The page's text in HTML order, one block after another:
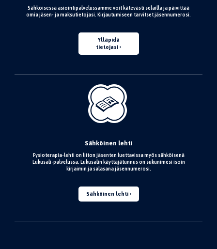
Sähköisessä asiointipalvelussamme voit kätevästi selailla ja päivittää
omia jäsen- ja maksutietojasi. Kirjautumiseen tarvitset jäsennumerosi.
Ylläpidä
tietojasi
Sähköinen lehti
Fysioterapia-lehti on liiton jäsenten luettavissa myös sähköisenä
Lukusali-palvelussa. Lukusalin käyttäjätunnus on sukunimesi isoin
kirjaimin ja salasana jäsennumerosi.
Sähköinen lehti